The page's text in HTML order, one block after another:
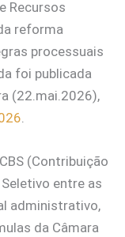
Recursos
reforma
processuais
foi publicada
(22.mai.2026),
.
(Contribuição
entre as
administrativo,
da Câmara